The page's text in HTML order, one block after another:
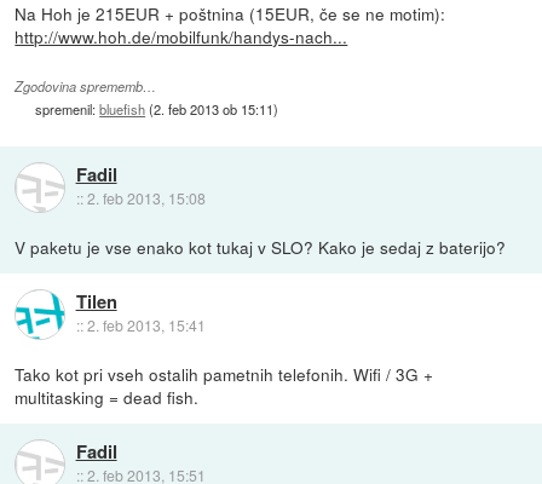
Na Hoh je 215EUR + poštnina (15EUR, če se ne motim):
http://www.hoh.de/mobilfunk/handys-nach...
Zgodovina sprememb…
spremenil:bluefish(2. feb 2013 ob 15:11)
Fadil
::2. feb 2013, 15:08
V paketu je vse enako kot tukaj v SLO? Kako je sedaj z baterijo?
Tilen
::2. feb 2013, 15:41
Tako kot pri vseh ostalih pametnih telefonih. Wifi / 3G +
multitasking = dead fish.
Fadil
::2. feb 2013, 15:51